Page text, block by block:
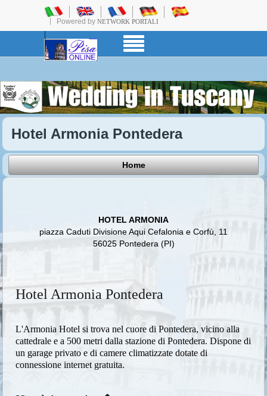
Powered by NETWORK PORTALI
Hotel Armonia Pontedera
Home
HOTEL ARMONIA
piazza Caduti Divisione Aqui Cefalonia e Corfù, 11
56025 Pontedera (PI)
Hotel Armonia Pontedera
L'Armonia Hotel si trova nel cuore di Pontedera, vicino alla
cattedrale e a 500 metri dalla stazione di Pontedera. Dispone di
un garage privato e di camere climatizzate dotate di
connessione internet gratuita.